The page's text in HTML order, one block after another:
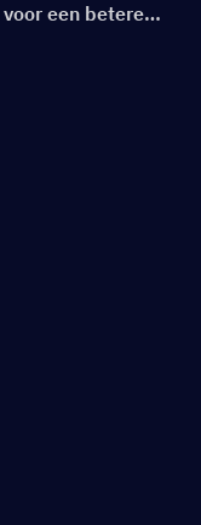
een betere